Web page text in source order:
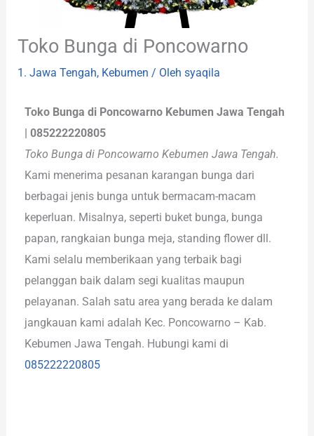
Toko Bunga di Poncowarno
1. Jawa Tengah, Kebumen / Olehsyaqila
Toko Bunga di Poncowarno Kebumen Jawa Tengah
| 085222220805
Toko Bunga di Poncowarno Kebumen Jawa Tengah.
Kami menerima pesanan karangan bunga dari
berbagai jenis bunga untuk bermacam-macam
keperluan. Misalnya, seperti buket bunga, bunga
papan, rangkaian bunga meja, standing flower dll.
Kami selalu memberikaan yang terbaik bagi
pelanggan baik dalam segi kualitas maupun
pelayanan. Salah satu area yang berada ke dalam
jangkauan kami adalah Kec. Poncowarno – Kab.
Kebumen Jawa Tengah. Hubungi kami di
085222220805